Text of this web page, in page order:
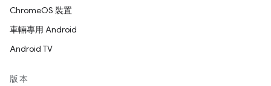
ChromeOS 裝置
車輛專用 Android
Android TV
版本